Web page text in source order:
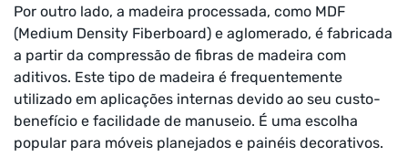
Por outro lado, a madeira processada, como MDF
(Medium Density Fiberboard) e aglomerado, é fabricada
a partir da compressão de fibras de madeira com
aditivos. Este tipo de madeira é frequentemente
utilizado em aplicações internas devido ao seu custo-
benefício e facilidade de manuseio. É uma escolha
popular para móveis planejados e painéis decorativos.